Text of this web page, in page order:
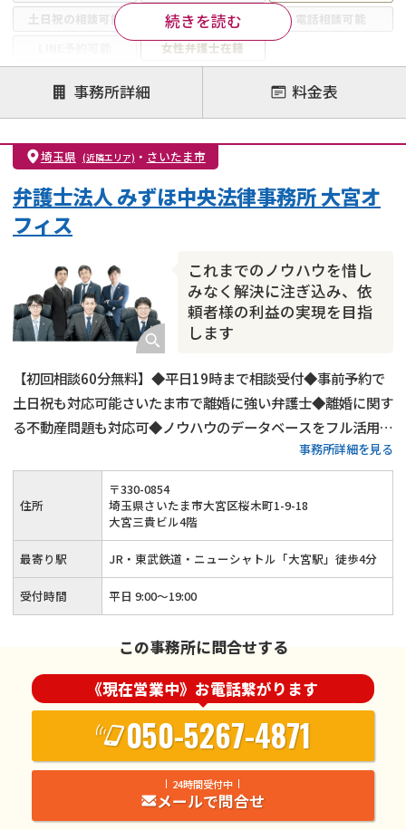
土日祝の相談可能
19時以降電話可能
電話相談可能
女性弁護士在籍
注力案件
離婚前相談
離婚調停
離婚裁判
親権・面会交流権
DV
モラハラ
不貞・不倫慰謝料請求
国際離婚
財産分与
内縁の夫婦 熟年離婚
続きを読む
事務所詳細 料金表
埼玉県 (近隣エリア) ・ さいたま市
これまでのノウハウを惜し
みなく解決に注ぎ込み、依
頼者様の利益の実現を目指
します
弁護士法人 みずほ中央法律事務所 大宮オ
フィス
【初回相談60分無料】◆平日19時まで相談受付◆事前予約で
土日祝も対応可能さいたま市で離婚に強い弁護士◆離婚に関す
る不動産問題も対応可◆ノウハウのデータベースをフル活用し
事務所詳細を見る
住所
〒330-0854
埼玉県さいたま市大宮区桜木町1-9-18
大宮三貴ビル4階
最寄り駅 JR・東武鉄道・ニューシャトル「大宮駅」徒歩4分
受付時間 平日 9:00～19:00
この事務所に問合せする
《現在営業中》お電話繋がります
050-5267-4871
24時間受付中
メールで問合せ